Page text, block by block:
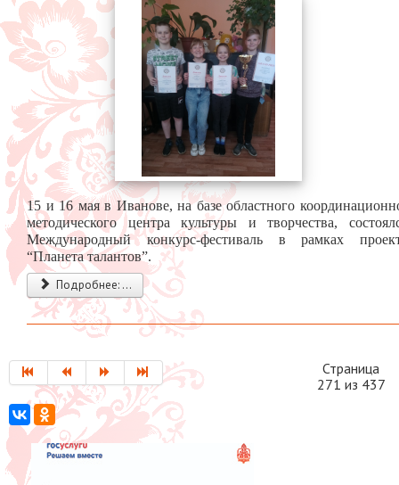
15 и 16 мая в Иванове, на базе областного
методического центра культуры и творчества,
Международный конкурс-фестиваль в рамках
“Планета талантов”.
Подробнее: ...
Страница
271 из 437